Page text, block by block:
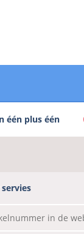
één plus één